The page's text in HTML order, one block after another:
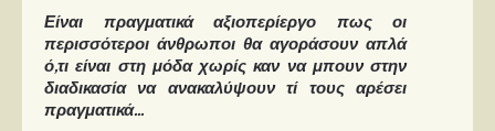
Είναι πραγματικά αξιοπερίεργο πως οι
περισσότεροι άνθρωποι θα αγοράσουν απλά
ό,τι είναι στη μόδα χωρίς καν να μπουν στην
διαδικασία να ανακαλύψουν τί τους αρέσει
πραγματικά...